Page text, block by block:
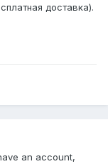
доставка).
an account,